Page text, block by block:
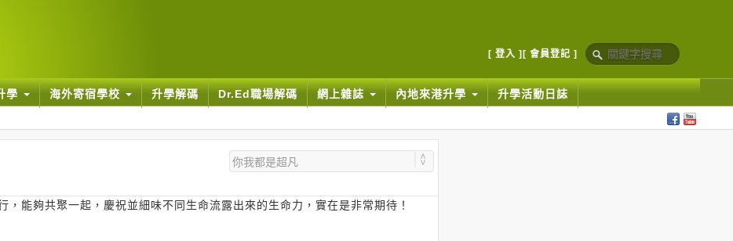
[ 登入 ] [ 會員登記 ]
學 海外寄宿學校 升學解碼 Dr.Ed職場解碼 網上雜誌 內地來港升學 升學活動日誌
能夠共聚一起，慶祝並細味不同生命流露出來的生命力，實在是非常期待！